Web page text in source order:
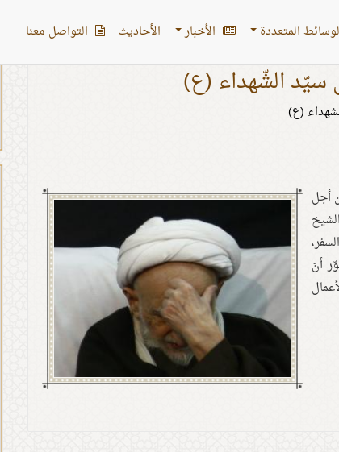
المتعددة الأخبار الأحادیث التواصل معنا
سيّد الشّهداء (ع)
(ع)
أجل
أنّ